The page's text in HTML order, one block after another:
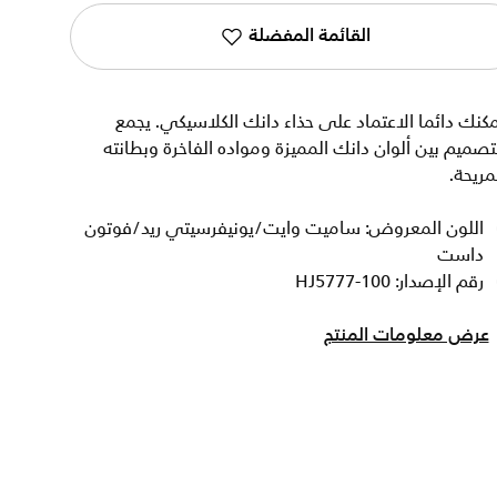
القائمة المفضلة
دائما الاعتماد على حذاء دانك الكلاسيكي. يجمع
بين ألوان دانك المميزة ومواده الفاخرة وبطانته
اللون المعروض: ساميت وايت/يونيفرسيتي ريد/فوتون
داست
رقم الإصدار: HJ5777-100
عرض معلومات المنتج